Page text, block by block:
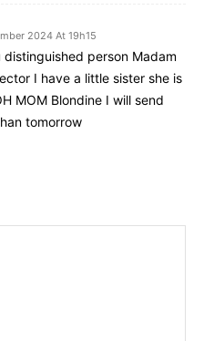
2024 At 19h15
person Madam
I have a little sister she is
MOM Blondine I will send
tomorrow